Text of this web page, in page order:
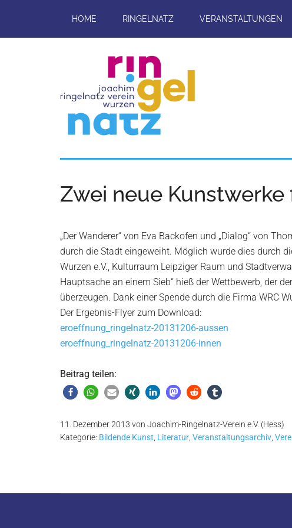
main
HOME RINGELNATZ VERANSTALTUNGEN
Joachim-
Ringelnatz-
Verein
e.V.
und
rund
Ringelnatz-
Geburtshaus
in
Wurzen
Zwei neue
„Der Wanderer“ von Eva Backofen und „Dialog“ von
durch die Stadt eingeweiht. Möglich wurde dies durch
Wurzen e.V., Kulturraum Leipziger Raum und
Hauptsache an einem Sieb“ hieß der Wettbewerb, der
überzeugen. Dank einer Spende durch die Firma WRC
Der Ergebnis-Flyer zum Download:
eroeffnung_ringelnatz-20131206-aussen
eroeffnung_ringelnatz-20131206-innen
Beitrag teilen:
11. Dezember 2013 von Joachim-Ringelnatz-Verein e.V. (Hess)
Kategorie: Bildende Kunst Literatur Veranstaltungsarchiv